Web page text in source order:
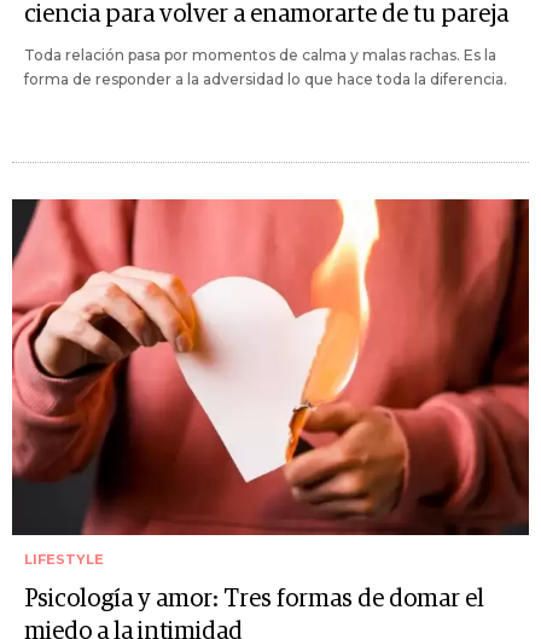
ciencia para volver a enamorarte de tu pareja
Toda relación pasa por momentos de calma y malas rachas. Es la
forma de responder a la adversidad lo que hace toda la diferencia.
LIFESTYLE
Psicología y amor: Tres formas de domar el
miedo a la intimidad